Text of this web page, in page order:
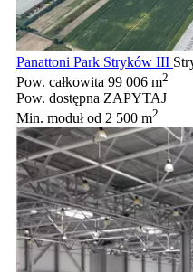
Panattoni Park Stryków III
Pow. całkowita 99 006 m2
Pow. dostępna ZAPYTAJ
Min. modułod 2 500 m2